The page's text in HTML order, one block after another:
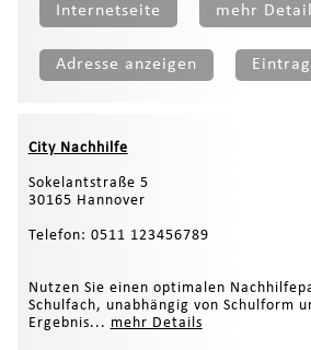
Internetseite mehr
Adresse anzeigen
City Nachhilfe
Sokelantstraße 5
30165 Hannover
Telefon: 0511 123456789
Nutzen Sie einen optimalen
Schulfach, unabhängig von Schulform
Ergebnis... mehr Details